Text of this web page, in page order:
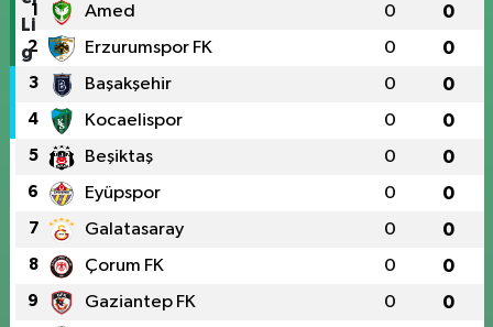
1 Amed 0 0
2 Erzurumspor FK 0 0
3 Başakşehir 0 0
4 Kocaelispor 0 0
5 Beşiktaş 0 0
6 Eyüpspor 0 0
7 Galatasaray 0 0
8 Çorum FK 0 0
9 Gaziantep FK 0 0